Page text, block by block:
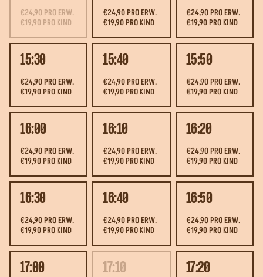
€24,90 PRO ERW.
€19,90 PRO KIND
€24,90 PRO ERW.
€19,90 PRO KIND
€24,90 PRO ERW.
€19,90 PRO KIND
15:30
€24,90 PRO ERW.
€19,90 PRO KIND
15:40
€24,90 PRO ERW.
€19,90 PRO KIND
15:50
€24,90 PRO ERW.
€19,90 PRO KIND
16:00
€24,90 PRO ERW.
€19,90 PRO KIND
16:10
€24,90 PRO ERW.
€19,90 PRO KIND
16:20
€24,90 PRO ERW.
€19,90 PRO KIND
16:30
€24,90 PRO ERW.
€19,90 PRO KIND
16:40
€24,90 PRO ERW.
€19,90 PRO KIND
16:50
€24,90 PRO ERW.
€19,90 PRO KIND
17:00 17:10 17:20